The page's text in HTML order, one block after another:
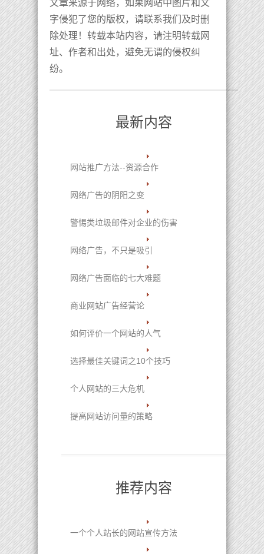
文章来源于网络，如果网站中图片和文
字侵犯了您的版权，请联系我们及时删
除处理！转载本站内容，请注明转载网
址、作者和出处，避免无谓的侵权纠
纷。
最新内容
网站推广方法--资源合作
网络广告的阴阳之变
警惕类垃圾邮件对企业的伤害
网络广告，不只是吸引
网络广告面临的七大难题
商业网站广告经营论
如何评价一个网站的人气
选择最佳关键词之10个技巧
个人网站的三大危机
提高网站访问量的策略
推荐内容
一个个人站长的网站宣传方法